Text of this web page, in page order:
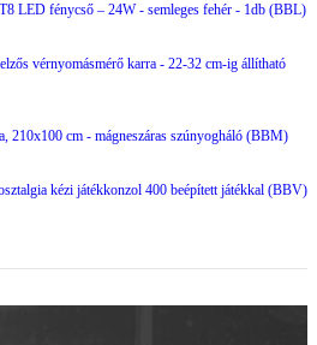
LED fénycső – 24W - semleges fehér - 1db (BBL)
vérnyomásmérő karra - 22-32 cm-ig állítható
210x100 cm - mágneszáras szúnyogháló (BBM)
kézi játékkonzol 400 beépített játékkal (BBV)